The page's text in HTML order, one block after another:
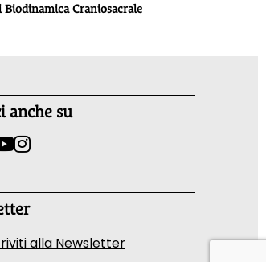
Biodinamica Craniosacrale
anche su
alla Newsletter